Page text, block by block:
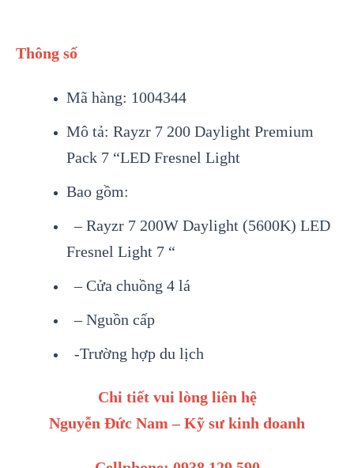
Thông số
Mã hàng: 1004344
Mô tả: Rayzr 7 200 Daylight Premium
Pack 7 “LED Fresnel Light
Bao gồm:
– Rayzr 7 200W Daylight (5600K) LED
Fresnel Light 7 “
– Cửa chuồng 4 lá
– Nguồn cấp
-Trường hợp du lịch
Chi tiết vui lòng liên hệ
Nguyễn Đức Nam – Kỹ sư kinh doanh